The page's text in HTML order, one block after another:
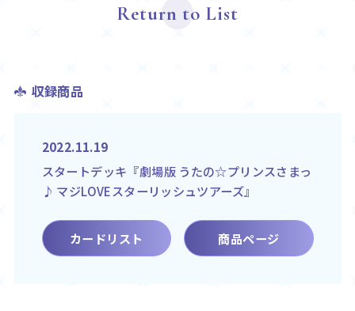
Return to List
収録商品
2022.11.19
スタートデッキ『劇場版 うたの☆プリンスさまっ
♪ マジLOVEスターリッシュツアーズ』
カードリスト 商品ページ